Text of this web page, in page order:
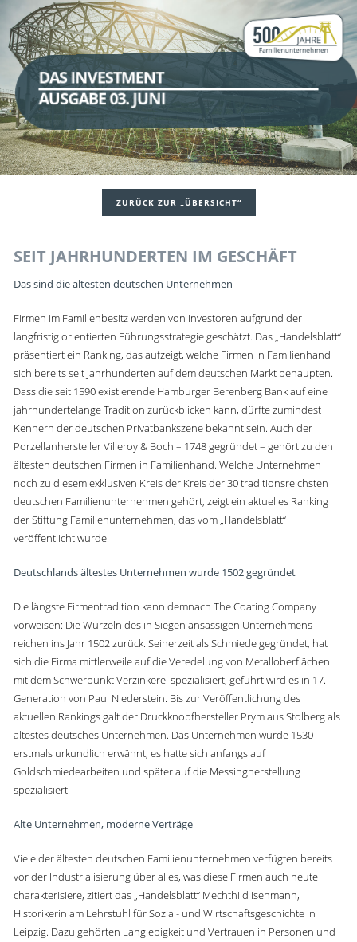
DAS INVESTMENT
AUSGABE 03. JUNI
ZURÜCK ZUR „ÜBERSICHT“
SEIT JAHRHUNDERTEN IM GESCHÄFT
Das sind die ältesten deutschen Unternehmen
Firmen im Familienbesitz werden von Investoren aufgrund der
langfristig orientierten Führungsstrategie geschätzt. Das „Handelsblatt“
präsentiert ein Ranking, das aufzeigt, welche Firmen in Familienhand
sich bereits seit Jahrhunderten auf dem deutschen Markt behaupten.
Dass die seit 1590 existierende Hamburger Berenberg Bank auf eine
jahrhundertelange Tradition zurückblicken kann, dürfte zumindest
Kennern der deutschen Privatbankszene bekannt sein. Auch der
Porzellanhersteller Villeroy & Boch – 1748 gegründet – gehört zu den
ältesten deutschen Firmen in Familienhand. Welche Unternehmen
noch zu diesem exklusiven Kreis der Kreis der 30 traditionsreichsten
deutschen Familienunternehmen gehört, zeigt ein aktuelles Ranking
der Stiftung Familienunternehmen, das vom „Handelsblatt“
veröffentlicht wurde.
Deutschlands ältestes Unternehmen wurde 1502 gegründet
Die längste Firmentradition kann demnach The Coating Company
vorweisen: Die Wurzeln des in Siegen ansässigen Unternehmens
reichen ins Jahr 1502 zurück. Seinerzeit als Schmiede gegründet, hat
sich die Firma mittlerweile auf die Veredelung von Metalloberflächen
mit dem Schwerpunkt Verzinkerei spezialisiert, geführt wird es in 17.
Generation von Paul Niederstein. Bis zur Veröffentlichung des
aktuellen Rankings galt der Druckknopfhersteller Prym aus Stolberg als
ältestes deutsches Unternehmen. Das Unternehmen wurde 1530
erstmals urkundlich erwähnt, es hatte sich anfangs auf
Goldschmiedearbeiten und später auf die Messingherstellung
spezialisiert.
Alte Unternehmen, moderne Verträge
Viele der ältesten deutschen Familienunternehmen verfügten bereits
vor der Industrialisierung über alles, was diese Firmen auch heute
charakterisiere, zitiert das „Handelsblatt“ Mechthild Isenmann,
Historikerin am Lehrstuhl für Sozial- und Wirtschaftsgeschichte in
Leipzig. Dazu gehörten Langlebigkeit und Vertrauen in Personen und